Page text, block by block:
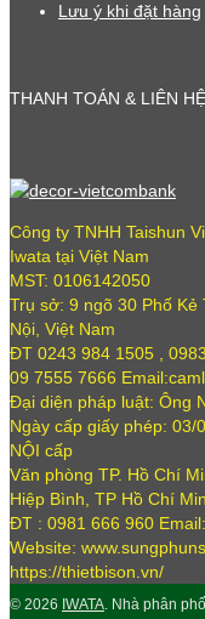
Lưu ý khi đặt hàng
THANH TOÁN & LIÊN HỆ
Công ty TNHH Taishun
Iwata tại Việt Nam
MST: 0106142050
Trụ sở: 9 ngõ 30 Phố
Nội, Việt Nam
ĐT 0243 984 1505 ,
09 7555 7666
Đại diện pháp luật: Ông
Ngày cấp giấy phép: 03/
NỘI cấp
Văn phòng TP. Hồ Chí
Hiệp Bình, TP Hồ Chí
ĐT : 0981 666 960
Website:
https://thietbison.vn/
© 2026 IWATA. Nhà phân